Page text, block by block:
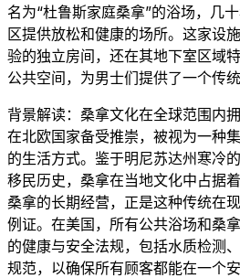
名为“杜鲁斯家庭桑拿”的浴场，几
区提供放松和健康的场所。这家设
验的独立房间，还在其地下室区域
公共空间，为男士们提供了一个传
背景解读：桑拿文化在全球范围内
在北欧国家备受推崇，被视为一种
的生活方式。鉴于明尼苏达州寒冷
移民历史，桑拿在当地文化中占据
桑拿的长期经营，正是这种传统在
例证。在美国，所有公共浴场和桑
的健康与安全法规，包括水质检测
规范，以确保所有顾客都能在一个